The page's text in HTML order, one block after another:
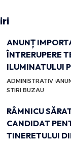
ANUNȚ
ÎNTRERUPERE
ILUMINATULUI
ADMINISTRATIV
STIRI BUZAU
RÂMNICU
CANDIDAT
TINERETULUI